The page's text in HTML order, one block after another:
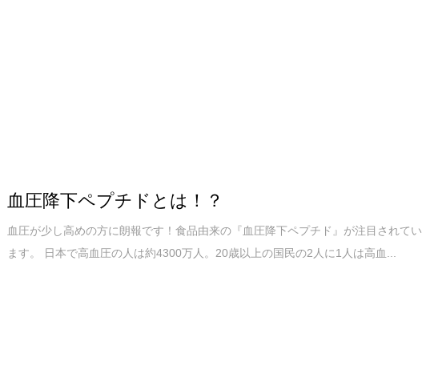
血圧降下ペプチドとは！？
血圧が少し高めの方に朗報です！食品由来の『血圧降下ペプチド』が注目されてい
ます。 日本で高血圧の人は約4300万人。20歳以上の国民の2人に1人は高血...